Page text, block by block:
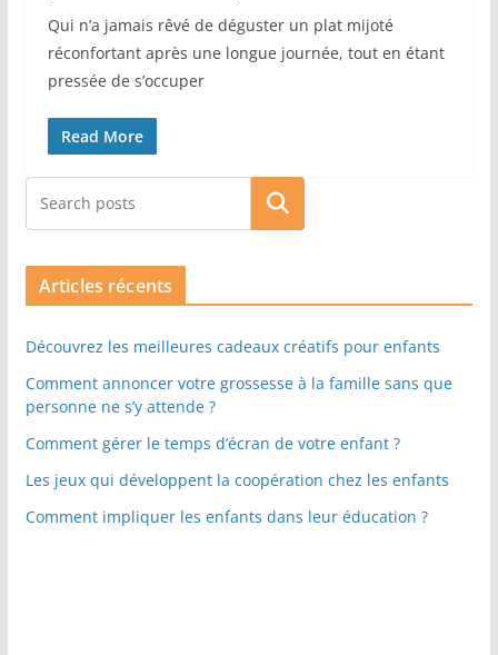
Qui n’a jamais rêvé de déguster un plat mijoté
réconfortant après une longue journée, tout en étant
pressée de s’occuper
Read More
Rechercher
Articles récents
Découvrez les meilleures cadeaux créatifs pour enfants
Comment annoncer votre grossesse à la famille sans que
personne ne s’y attende ?
Comment gérer le temps d’écran de votre enfant ?
Les jeux qui développent la coopération chez les enfants
Comment impliquer les enfants dans leur éducation ?